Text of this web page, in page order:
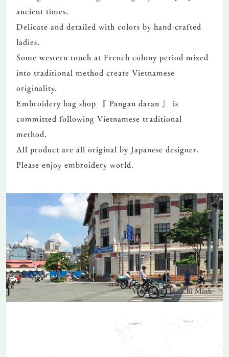
ancient times.
Delicate and detailed with colors by hand-crafted
ladies.
Some western touch at French colony period mixed
into traditional method create Vietnamese
originality.
Embroidery bag shop 『 Pangan daran 』 is
committed following Vietnamese traditional
method.
All product are all original by Japanese designer.
Please enjoy embroidery world.
Viet Nam - Ho Chi Minh